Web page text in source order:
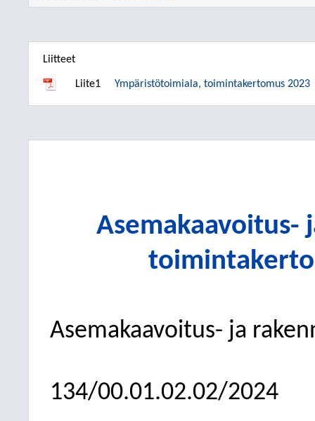
Liitteet
Liite1 Ympäristötoimiala, toimintakertomus 2023
Asemakaavoitus-
Asemakaavoitus- ja
134/00.01.02.02/2024